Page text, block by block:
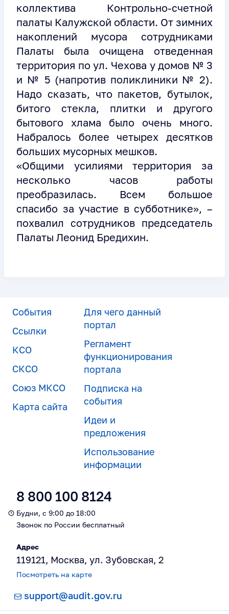
коллектива Контрольно-счетной
палаты Калужской области. От зимних
накоплений мусора сотрудниками
Палаты была очищена отведенная
территория по ул. Чехова у домов № 3
и № 5 (напротив поликлиники № 2).
Надо сказать, что пакетов, бутылок,
битого стекла, плитки и другого
бытового хлама было очень много.
Набралось более четырех десятков
больших мусорных мешков.
«Общими усилиями территория за
несколько часов работы
преобразилась. Всем большое
спасибо за участие в субботнике», –
похвалил сотрудников председатель
Палаты Леонид Бредихин.
События
Ссылки
КСО
СКСО
Союз МКСО
Карта сайта
Для чего данный
портал
Регламент
функционирования
портала
Подписка на
события
Идеи и
предложения
Использование
информации
8 800 100 8124
Будни, с 9:00 до 18:00
Звонок по России бесплатный
Адрес
119121, Москва, ул. Зубовская, 2
Посмотреть на карте
support@audit.gov.ru